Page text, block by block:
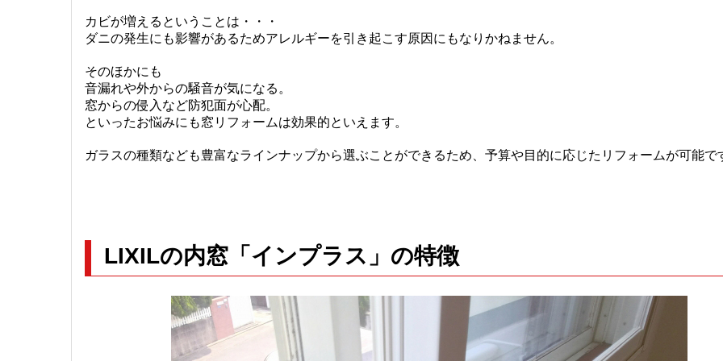
カビが増えるということは・・・
ダニの発生にも影響があるためアレルギーを引き起こす原因にもなりかねません。
そのほかにも
音漏れや外からの騒音が気になる。
窓からの侵入など防犯面が心配。
といったお悩みにも窓リフォームは効果的といえます。
ガラスの種類なども豊富なラインナップから選ぶことができるため、予算や目的に応じたリフォームが可能で
LIXILの内窓「インプラス」の特徴